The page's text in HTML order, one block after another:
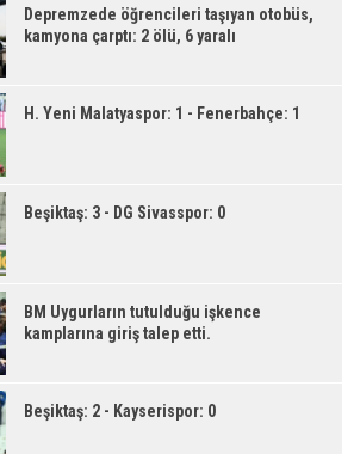
Depremzede öğrencileri taşıyan otobüs,
kamyona çarptı: 2 ölü, 6 yaralı
H. Yeni Malatyaspor: 1 - Fenerbahçe: 1
Beşiktaş: 3 - DG Sivasspor: 0
BM Uygurların tutulduğu işkence
kamplarına giriş talep etti.
Beşiktaş: 2 - Kayserispor: 0